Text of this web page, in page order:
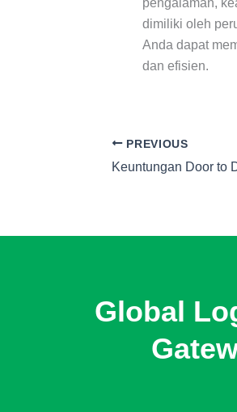
dimiliki oleh
Anda dapat
dan efisien.
PREVIOUS
Global